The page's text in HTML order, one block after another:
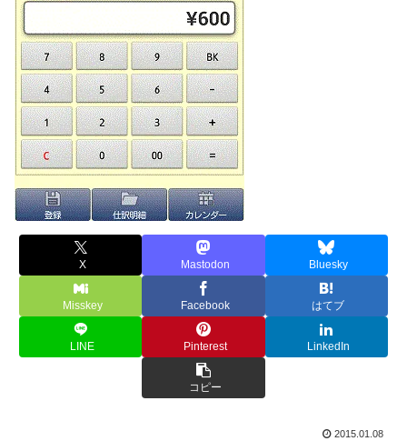
X Mastodon Bluesky
Misskey Facebook はてブ
LINE Pinterest LinkedIn
コピー
2015.01.08